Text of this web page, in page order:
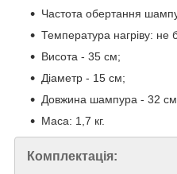
Частота обертання
Температура нагріву: не
Висота - 35 см;
Діаметр - 15 см;
Довжина шампура - 32 см
Маса: 1,7 кг.
Комплектація: